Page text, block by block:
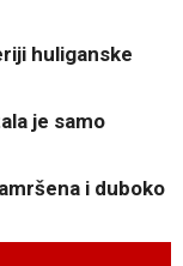
huliganske
je samo
i duboko